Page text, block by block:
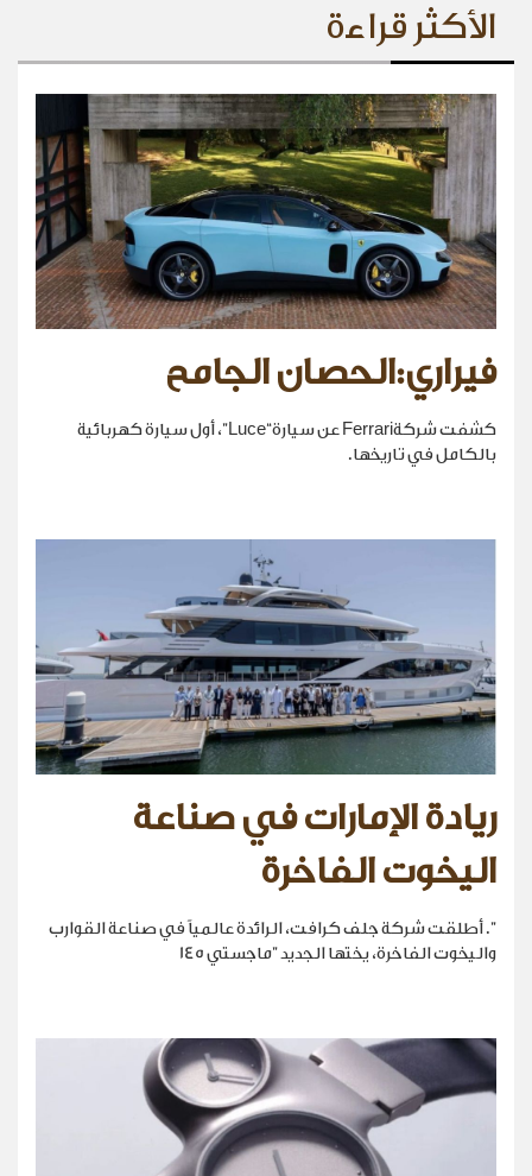
الأكثر قراءة
فيراري:الحصان الجامح
كشفت شركةFerrari عن سيارة“Luce”، أول سيارة كهربائية
بالكامل في تاريخها.
ريادة الإمارات في صناعة
اليخوت الفاخرة
". أطلقت شركة جلف كرافت، الرائدة عالمياً في صناعة القوارب
واليخوت الفاخرة، يختها الجديد "ماجستي 145